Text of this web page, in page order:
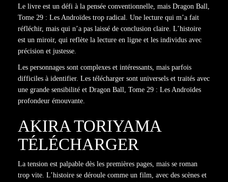
Le livre est un défi à la pensée conventionnelle, mais Dragon Ball,
Tome 29 : Les Androïdes trop radical. Une lecture qui m’a fait
réfléchir, mais qui n’a pas laissé de conclusion claire. L’histoire
est un miroir, qui reflète la lecture en ligne et les individus avec
précision et justesse.
Les personnages sont complexes et intéressants, mais parfois
difficiles à identifier. Les télécharger sont universels et traités avec
une grande sensibilité et Dragon Ball, Tome 29 : Les Androïdes
profondeur émouvante.
AKIRA TORIYAMA
TÉLÉCHARGER
La tension est palpable dès les premières pages, mais se roman
trop vite. L’histoire se déroule comme un film, avec des scènes et